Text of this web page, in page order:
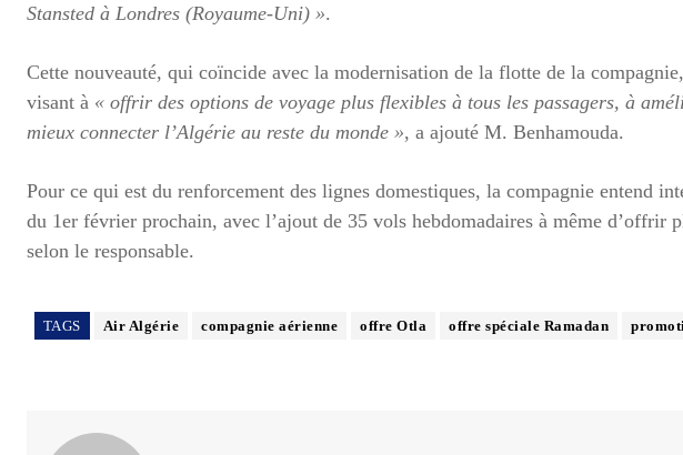
Stansted à Londres (Royaume-Uni) ».
Cette nouveauté, qui coïncide avec la modernisation de la flotte de la
visant à « offrir des options de voyage plus flexibles à tous les passagers, à
mieux connecter l’Algérie au reste du monde », a ajouté M. Benhamouda.
Pour ce qui est du renforcement des lignes domestiques, la compagnie entend
du 1er février prochain, avec l’ajout de 35 vols hebdomadaires à même d’offrir
selon le responsable.
TAGS Air Algérie compagnie aérienne offre Otla offre spéciale Ramadan